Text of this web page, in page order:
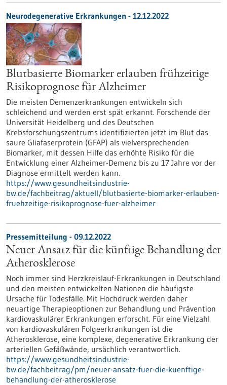
Neurodegenerative Erkrankungen - 12.12.2022
Blutbasierte Biomarker erlauben frühzeitige
Risikoprognose für Alzheimer
Die meisten Demenzerkrankungen entwickeln sich
schleichend und werden erst spät erkannt. Forschende der
Universität Heidelberg und des Deutschen
Krebsforschungszentrums identifizierten jetzt im Blut das
saure Gliafaserprotein (GFAP) als vielversprechenden
Biomarker, mit dessen Hilfe das erhöhte Risiko für die
Entwicklung einer Alzheimer-Demenz bis zu 17 Jahre vor der
Diagnose ermittelt werden kann.
https://www.gesundheitsindustrie-
bw.de/fachbeitrag/aktuell/blutbasierte-biomarker-erlauben-
fruehzeitige-risikoprognose-fuer-alzheimer
Pressemitteilung - 09.12.2022
Neuer Ansatz für die künftige Behandlung der
Atherosklerose
Noch immer sind Herzkreislauf-Erkrankungen in Deutschland
und den meisten entwickelten Nationen die häufigste
Ursache für Todesfälle. Mit Hochdruck werden daher
neuartige Therapieoptionen zur Behandlung und Prävention
kardiovaskulärer Erkrankungen erforscht. Für eine Vielzahl
von kardiovaskulären Folgeerkrankungen ist die
Atherosklerose, eine komplexe, degenerative Erkrankung der
arteriellen Gefäßwände, ursächlich verantwortlich.
https://www.gesundheitsindustrie-
bw.de/fachbeitrag/pm/neuer-ansatz-fuer-die-kuenftige-
behandlung-der-atherosklerose